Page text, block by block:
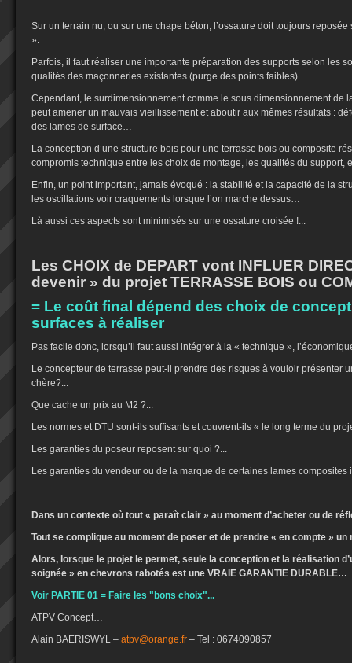
Sur un terrain nu, ou sur une chape béton, l’ossature doit toujours
».
Parfois, il faut réaliser une importante préparation des supports selon les
qualités des maçonneries existantes (purge des points faibles)…
Cependant, le surdimensionnement comme le sous dimensionnement de
peut amener un mauvais vieillissement et aboutir aux mêmes résultats :
des lames de surface…
La conception d’une structure bois pour une terrasse bois ou composite
compromis technique entre les choix de montage, les qualités du support,
Enfin, un point important, jamais évoqué : la stabilité et la capacité de la
les oscillations voir craquements lorsque l’on marche dessus…
Là aussi ces aspects sont minimisés sur une ossature croisée !...
Les CHOIX de DEPART vont INFLUER
devenir » du projet TERRASSE BOIS ou
= Le coût final dépend des choix de
surfaces à réaliser
Pas facile donc, lorsqu’il faut aussi intégrer à la « technique »,
Le concepteur de terrasse peut-il prendre des risques à vouloir présenter
chère?...
Que cache un prix au M2 ?...
Les normes et DTU sont-ils suffisants et couvrent-ils « le long terme du
Les garanties du poseur reposent sur quoi ?...
Les garanties du vendeur ou de la marque de certaines lames composites
Dans un contexte où tout « paraît clair » au moment d’acheter ou de
Tout se complique au moment de poser et de prendre « en compte »
Alors, lorsque le projet le permet, seule la conception et la réalisation
soignée » en chevrons rabotés est une VRAIE GARANTIE DURABLE…
Voir PARTIE 01 = Faire les "bons choix"...
ATPV Concept…
Alain BAERISWYL – atpv@orange.fr – Tel : 0674090857